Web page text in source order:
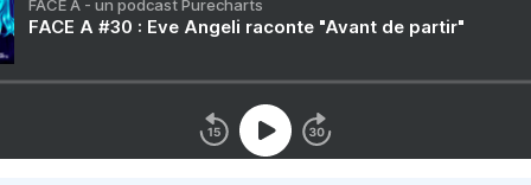
FACE A - un podcast Purecharts
FACE A #30 : Eve Angeli raconte "Avant de partir"